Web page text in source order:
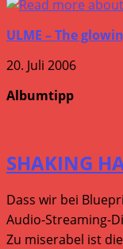
ULME – The
20. Juli 2006
Albumtipp
SHAKING
Dass wir bei
Audio-Streaming-
Zu miserabel ist